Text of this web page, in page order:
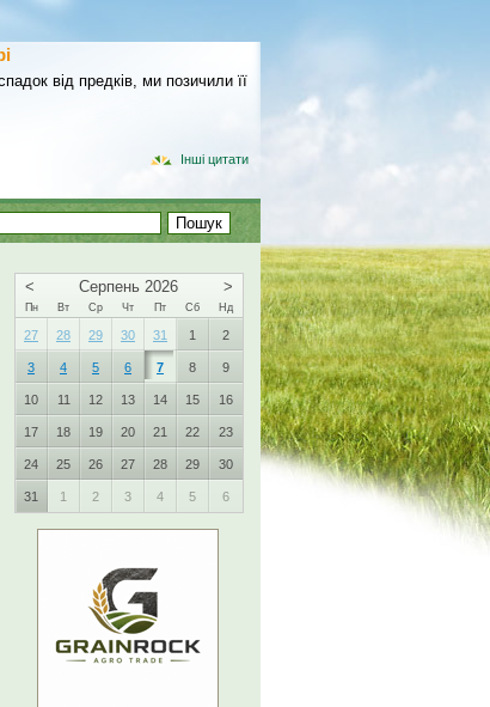
від предків, ми позичили її
Інші цитати
< Серпень 2026 >
Пн Вт Ср Чт Пт Сб Нд
27 28 29 30 31 1 2
3 4 5 6 7 8 9
10 11 12 13 14 15 16
17 18 19 20 21 22 23
24 25 26 27 28 29 30
31 1 2 3 4 5 6